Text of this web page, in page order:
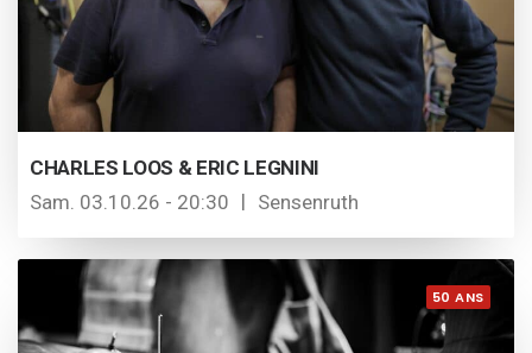
CHARLES LOOS & ERIC LEGNINI
Sam. 03.10.26 - 20:30
Sensenruth
50 ANS